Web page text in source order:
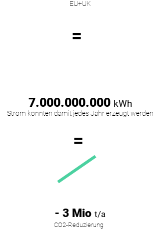
EU+UK
=
7.000.000.000 kWh
Strom könnten damit jedes Jahr erzeugt werden
=
- 3 Mio t/a
CO2-Reduzierung